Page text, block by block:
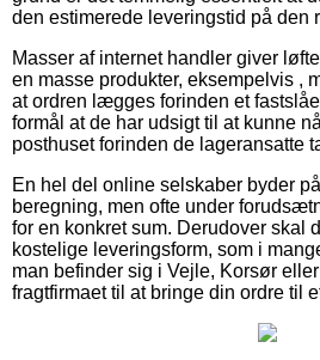
den estimerede leveringstid på den
Masser af internet handler giver
en masse produkter, eksempelvis ,
at ordren lægges forinden et
formål at de har udsigt til at kunne
posthuset forinden de lageransatte
En hel del online selskaber byder
beregning, men ofte under
for en konkret sum. Derudover skal
kostelige leveringsform, som i
man befinder sig i Vejle, Korsør
fragtfirmaet til at bringe din ordre til